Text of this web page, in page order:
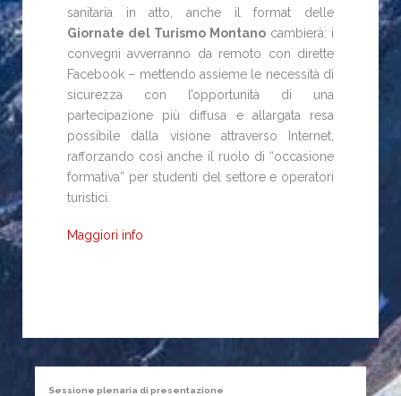
sanitaria in atto, anche il format delle
Giornate del Turismo Montano cambierà: i
convegni avverranno da remoto con dirette
Facebook – mettendo assieme le necessità di
sicurezza con l’opportunità di una
partecipazione più diffusa e allargata resa
possibile dalla visione attraverso Internet,
rafforzando così anche il ruolo di “occasione
formativa” per studenti del settore e operatori
turistici.
Maggiori info
Sessione plenaria di presentazione